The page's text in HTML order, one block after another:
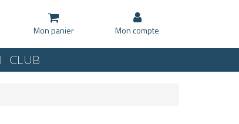
Mon panier Mon compte
CLUB